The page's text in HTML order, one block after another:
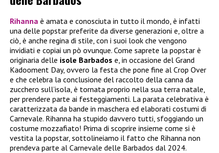
Rihanna è amata e conosciuta in tutto il mondo, è infatti
una delle popstar preferite da diverse generazioni e, oltre a
ciò, è anche regina di stile, con i suoi look che vengono
invidiati e copiai un pò ovunque. Come saprete la popstar è
originaria delle isole Barbados e, in occasione del Grand
Kadooment Day, ovvero la festa che pone fine al Crop Over
e che celebra la conclusione del raccolto della canna da
zucchero sull’isola, è tornata proprio nella sua terra natale,
per prendere parte ai festeggiamenti. La parata celebrativa è
caratterizzata da bande in maschera ed elaborati costumi di
Carnevale. Rihanna ha stupido davvero tutti, sfoggiando un
costume mozzafiato! Prima di scoprire insieme come si è
vestita la popstar, sottolineiamo il fatto che Rihanna non
prendeva parte al Carnevale delle Barbados dal 2024.